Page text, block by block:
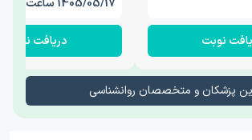
نوبت دریافت نوبت
پزشکان و متخصصان روانشناسی